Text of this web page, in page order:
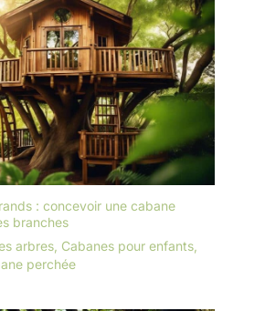
: concevoir une cabane
branches
arbres Cabanes pour enfants
perchée